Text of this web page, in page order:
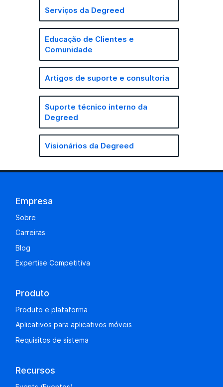
Serviços da Degreed
Educação de Clientes e
Comunidade
Artigos de suporte e consultoria
Suporte técnico interno da
Degreed
Visionários da Degreed
Empresa
Sobre
Carreiras
Blog
Expertise Competitiva
Produto
Produto e plataforma
Aplicativos para aplicativos móveis
Requisitos de sistema
Recursos